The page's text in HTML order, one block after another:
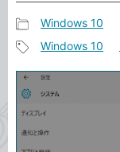
事
カ
テ
ゴ
リ
Windows 10
タ
グ
Windows 10